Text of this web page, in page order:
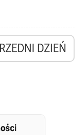
konkursie Best &
– jeden z
DZIEŃ